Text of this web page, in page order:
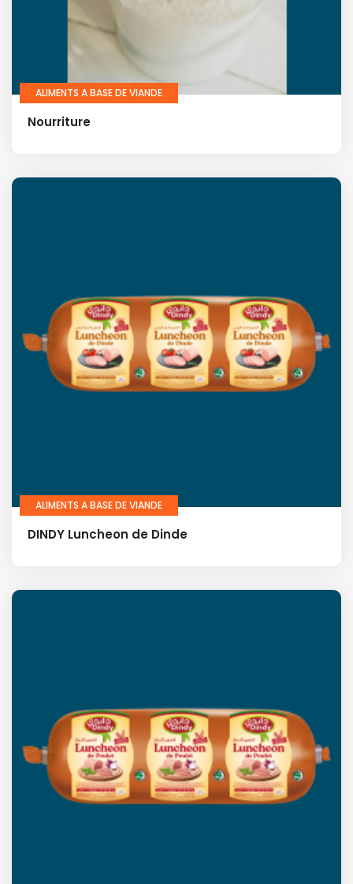
ALIMENTS A BASE DE VIANDE
Nourriture
ALIMENTS A BASE DE VIANDE
DINDY Luncheon de Dinde